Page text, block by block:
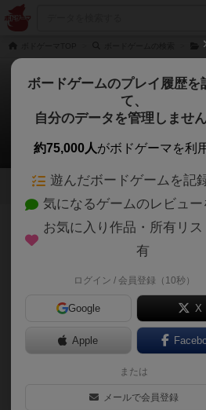
ザ・バクダン（日本独
ももんがさんのレ
3 2
119名 2名 0 1年以上前
「１０ドル札にいくらで入札す
う。そのとき、１０ドル以外の
り多ければ払い過ぎだし、少なけ
う。--- ゲームメカニクス大全（オ
：8(本来やりこみ要素はない
ボードゲームのプレイ履歴を
て、
自分のデータを管理しませ
約75,000人がボドゲーマを利
遊んだボードゲームを記
気になるゲームのレビュー
お気に入り作品・所有リス
有
ログイン / 会員登録（10秒）
Google X
Apple
または
メールで会員登録